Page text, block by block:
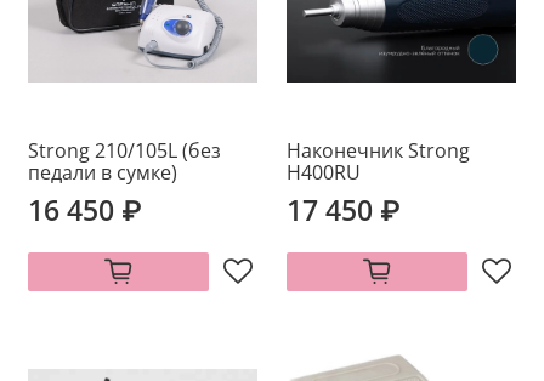
Strong 210/105L (без
педали в сумке)
16 450 ₽
Наконечник Strong
H400RU
17 450 ₽